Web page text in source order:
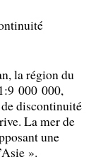
la région du
000 000,
discontinuité
La mer de
une
».